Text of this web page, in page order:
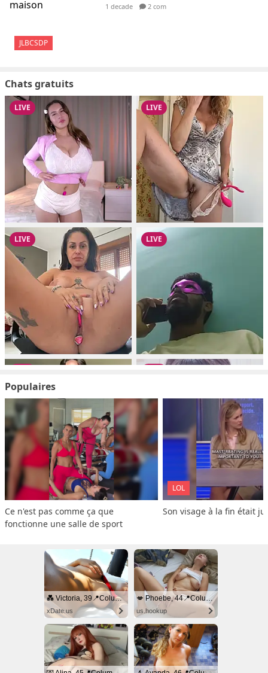
JLBCSDP
1 decade 2 com
Chats gratuits
Populaires
Ce n'est pas comme ça que
fonctionne une salle de sport
LOL
Son visage à la fin était